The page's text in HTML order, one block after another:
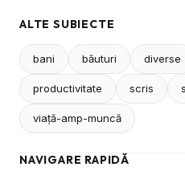
ALTE SUBIECTE
bani băuturi diverse
productivitate scris
viaţă-amp-muncă
NAVIGARE RAPIDĂ